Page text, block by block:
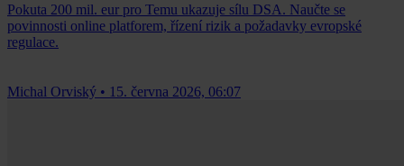
Pokuta 200 mil. eur pro Temu ukazuje sílu DSA. Naučte se
povinnosti online platforem, řízení rizik a požadavky evropské
regulace.
Michal Orviský • 15. června 2026, 06:07